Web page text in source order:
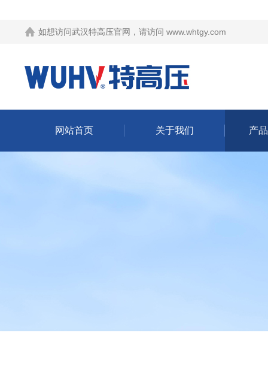
如想访问武汉特高压官网，请访问 www.whtgy.com
网站首页 关于我们 产